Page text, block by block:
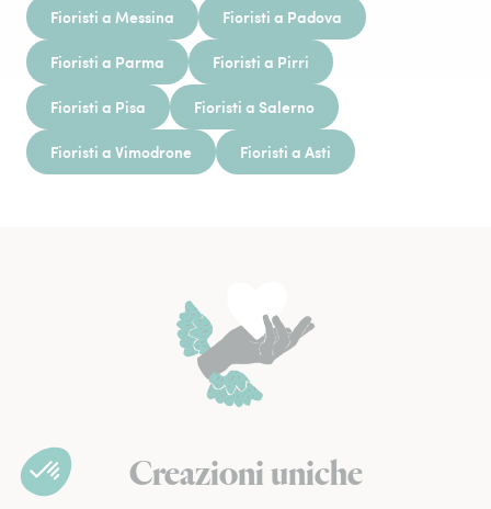
Fioristi a Messina Fioristi a Padova
Fioristi a Parma Fioristi a Pirri
Fioristi a Pisa Fioristi a Salerno
Fioristi a Vimodrone Fioristi a Asti
Creazioni uniche